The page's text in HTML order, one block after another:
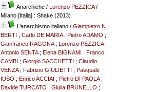
Anarchiche/ Lorenzo PEZZICA/
Milano [Italia] : Shake (2013)
L’anarchismo italiano/ Giampietro N.
BERTI ; Carlo DE MARIA; Pietro ADAMO ;
Gianfranco RAGONA; Lorenzo PEZZICA;
Antonio SENTA; Elena BIGNAMI ; Franco
CAMBI ; Giorgio SACCHETTI ; Claudio
VENZA; Fabrizio GIULIETTI ; Pasquale
IUSO ; Enrico ACCIAI ; Pietro DI PAOLA;
Davide TURCATO ; Giulia BRUNELLO ;